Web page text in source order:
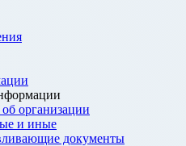
организации
и иные
документы